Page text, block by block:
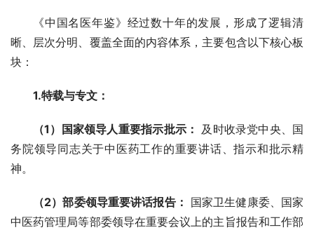
《中国名医年鉴》经过数十年的发展，形成了逻辑清
晰、层次分明、覆盖全面的内容体系，主要包含以下核心板
块：
1.特载与专文：
（1）国家领导人重要指示批示： 及时收录党中央、国
务院领导同志关于中医药工作的重要讲话、指示和批示精
神。
（2）部委领导重要讲话报告： 国家卫生健康委、国家
中医药管理局等部委领导在重要会议上的主旨报告和工作部